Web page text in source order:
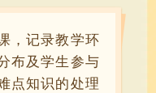
，记录教学环
布及学生参与
点知识的处理